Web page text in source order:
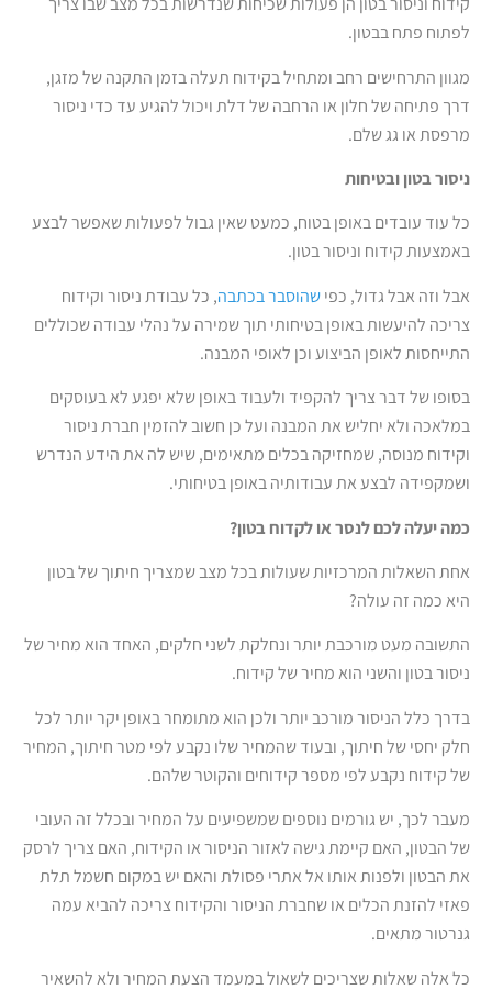
לפתוח פתח בבטון.
מגוון התרחישים רחב ומתחיל בקידוח תעלה בזמן התקנה של מזגן,
דרך פתיחה של חלון או הרחבה של דלת ויכול להגיע עד כדי ניסור
מרפסת או גג שלם.
ניסור בטון ובטיחות
כל עוד עובדים באופן בטוח, כמעט שאין גבול לפעולות שאפשר לבצע
באמצעות קידוח וניסור בטון.
אבל וזה אבל גדול, כפישהוסבר בכתבה, כל עבודת ניסור וקידוח
צריכה להיעשות באופן בטיחותי תוך שמירה על נהלי עבודה שכוללים
התייחסות לאופן הביצוע וכן לאופי המבנה.
בסופו של דבר צריך להקפיד ולעבוד באופן שלא יפגע לא בעוסקים
במלאכה ולא יחליש את המבנה ועל כן חשוב להזמין חברת ניסור
וקידוח מנוסה, שמחזיקה בכלים מתאימים, שיש לה את הידע הנדרש
ושמקפידה לבצע את עבודותיה באופן בטיחותי.
כמה יעלה לכם לנסר או לקדוח בטון?
אחת השאלות המרכזיות שעולות בכל מצב שמצריך חיתוך של בטון
היא כמה זה עולה?
התשובה מעט מורכבת יותר ונחלקת לשני חלקים, האחד הוא מחיר של
ניסור בטון והשני הוא מחיר של קידוח.
בדרך כלל הניסור מורכב יותר ולכן הוא מתומחר באופן יקר יותר לכל
חלק יחסי של חיתוך, ובעוד שהמחיר שלו נקבע לפי מטר חיתוך, המחיר
של קידוח נקבע לפי מספר קידוחים והקוטר שלהם.
מעבר לכך, יש גורמים נוספים שמשפיעים על המחיר ובכלל זה העובי
של הבטון, האם קיימת גישה לאזור הניסור או הקידוח, האם צריך לרסק
את הבטון ולפנות אותו אל אתרי פסולת והאם יש במקום חשמל תלת
פאזי להזנת הכלים או שחברת הניסור והקידוח צריכה להביא עמה
גנרטור מתאים.
כל אלה שאלות שצריכים לשאול במעמד הצעת המחיר ולא להשאיר